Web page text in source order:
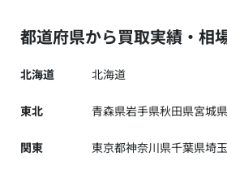
都道府県から買取実績・相
北海道 北海道
東北 青森県岩手県秋田県宮城県
関東 東京都神奈川県千葉県埼